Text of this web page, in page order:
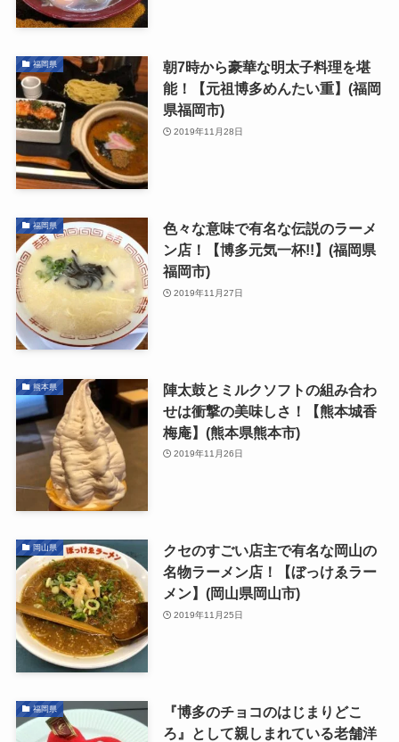
福岡県
朝7時から豪華な明太子料理を堪
能！【元祖博多めんたい重】(福岡
県福岡市)
2019年11月28日
福岡県
色々な意味で有名な伝説のラーメ
ン店！【博多元気一杯!!】(福岡県
福岡市)
2019年11月27日
熊本県
陣太鼓とミルクソフトの組み合わ
せは衝撃の美味しさ！【熊本城香
梅庵】(熊本県熊本市)
2019年11月26日
岡山県
クセのすごい店主で有名な岡山の
名物ラーメン店！【ぼっけゑラー
メン】(岡山県岡山市)
2019年11月25日
福岡県
『博多のチョコのはじまりどこ
ろ』として親しまれている老舗洋